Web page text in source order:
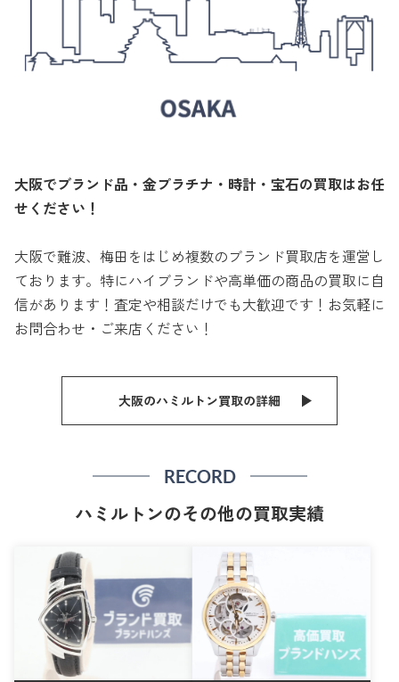
大阪でブランド品・金プラチナ・時計・宝石の買取はお任
せください！
大阪で難波、梅田をはじめ複数のブランド買取店を運営し
ております。特にハイブランドや高単価の商品の買取に自
信があります！査定や相談だけでも大歓迎です！お気軽に
お問合わせ・ご来店ください！
大阪のハミルトン買取の詳細
RECORD
ハミルトンのその他の買取実績